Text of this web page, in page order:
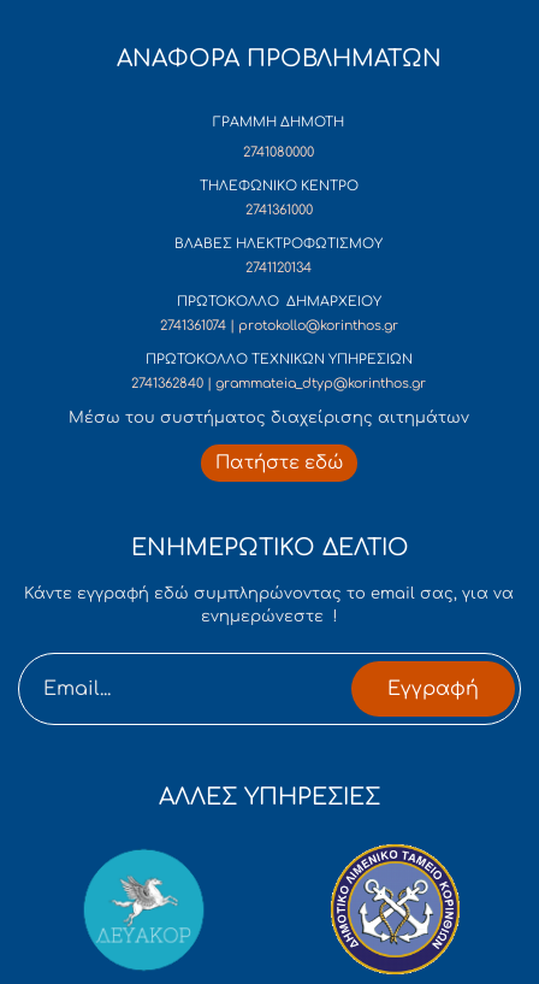
ΑΝΑΦΟΡΑ ΠΡΟΒΛΗΜΑΤΩΝ
ΓΡΑΜΜΗ ΔΗΜΟΤΗ
2741080000
ΤΗΛΕΦΩΝΙΚΟ ΚΕΝΤΡΟ
2741361000
ΒΛΑΒΕΣ ΗΛΕΚΤΡΟΦΩΤΙΣΜΟΥ
2741120134
ΠΡΩΤΟΚΟΛΛΟ ΔΗΜΑΡΧΕΙΟΥ
2741361074 | protokollo@korinthos.gr
ΠΡΩΤΟΚΟΛΛΟ ΤΕΧΝΙΚΩΝ ΥΠΗΡΕΣΙΩΝ
2741362840 | grammateia_dtyp@korinthos.gr
Mέσω του συστήματος διαχείρισης αιτημάτων
Πατήστε εδώ
ΕΝΗΜΕΡΩΤΙΚΟ ΔΕΛΤΙΟ
Κάντε εγγραφή εδώ συμπληρώνοντας το email σας, για να
ενημερώνεστε !
Εγγραφή
ΑΛΛΕΣ ΥΠΗΡΕΣΙΕΣ